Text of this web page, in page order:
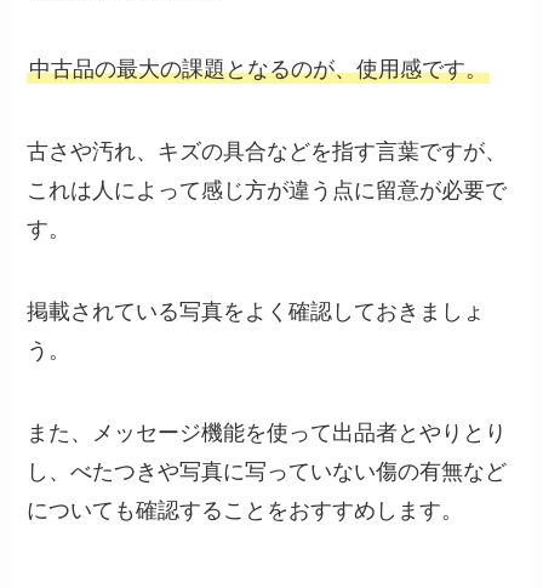
中古品の最大の課題となるのが、使用感です。
古さや汚れ、キズの具合などを指す言葉ですが、
これは人によって感じ方が違う点に留意が必要で
す。
掲載されている写真をよく確認しておきましょ
う。
また、メッセージ機能を使って出品者とやりとり
し、べたつきや写真に写っていない傷の有無など
についても確認することをおすすめします。